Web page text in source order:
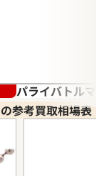
パライバトルマ
の参考買取相場表